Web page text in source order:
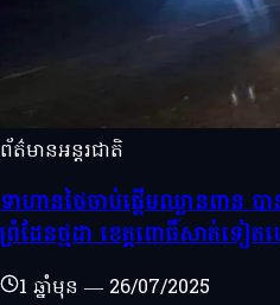
ព័ត៌មានអន្តរជាតិ
ទាហានថៃចាប់ផ្តើមឈ្លានពាន
ព្រំដែនថ្មដា ខេត្តពោធិ៍សាត់ទៀ
1 ឆ្នាំមុន — 26/07/2025